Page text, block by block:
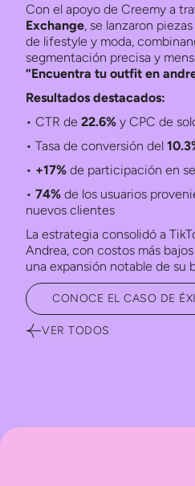
Con el apoyo de Creemy a
Exchange, se lanzaron
de lifestyle y moda,
segmentación precisa y
“Encuentra tu outfit en
Resultados destacados:
• CTR de 22.6% y CPC de
• Tasa de conversión del
• +17% de participación en
• 74% de los usuarios
nuevos clientes
La estrategia consolidó a
Andrea, con costos más
una expansión notable de su
CONOCE EL CASO DE
VER TODOS